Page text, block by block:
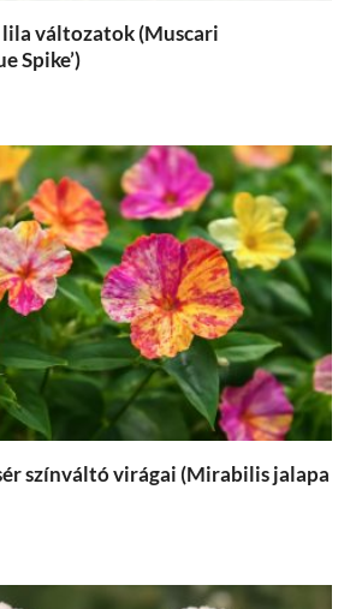
változatok (Muscari
Spike’)
színváltó virágai (Mirabilis jalapa